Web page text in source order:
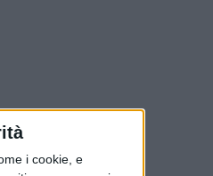
i cookie, e